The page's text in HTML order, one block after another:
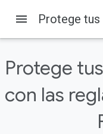
Firebase
menu
Protege
con las